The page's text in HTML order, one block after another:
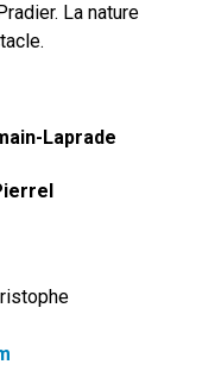
La nature
Laprade